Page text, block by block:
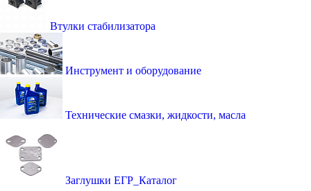
Втулки стабилизатора
Инструмент и оборудование
Технические смазки, жидкости, масла
Заглушки ЕГР_Каталог